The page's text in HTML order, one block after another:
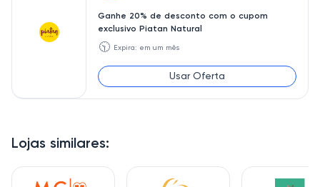
Lojas similares:
Ganhe 20% de desconto com o cupom
exclusivo Piatan Natural
🕥 Expira: em um mês
Usar Oferta